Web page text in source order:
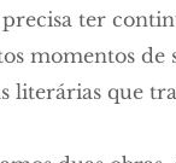
ter
momentos de
literárias que